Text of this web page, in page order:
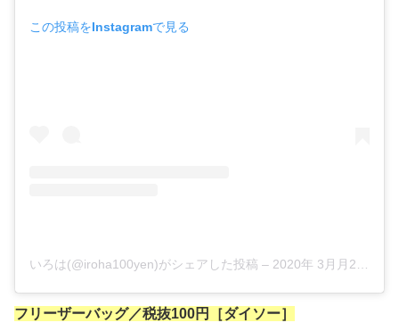
この投稿をInstagramで見る
いろは(@iroha100yen)がシェアした投稿 – 2020年 3月月26日午前7時48分PDT
フリーザーバッグ／税抜100円［ダイソー］